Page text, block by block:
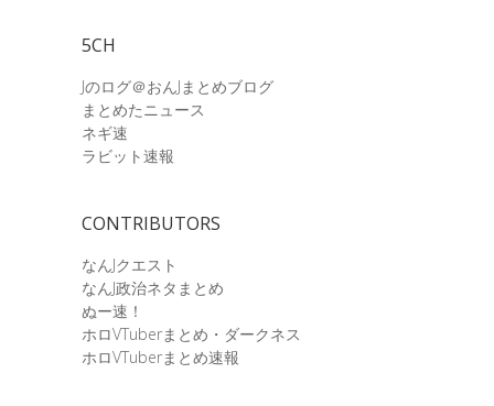
5CH
Jのログ＠おんJまとめブログ
まとめたニュース
ネギ速
ラビット速報
CONTRIBUTORS
なんJクエスト
なんJ政治ネタまとめ
ぬー速！
ホロVTuberまとめ・ダークネス
ホロVTuberまとめ速報